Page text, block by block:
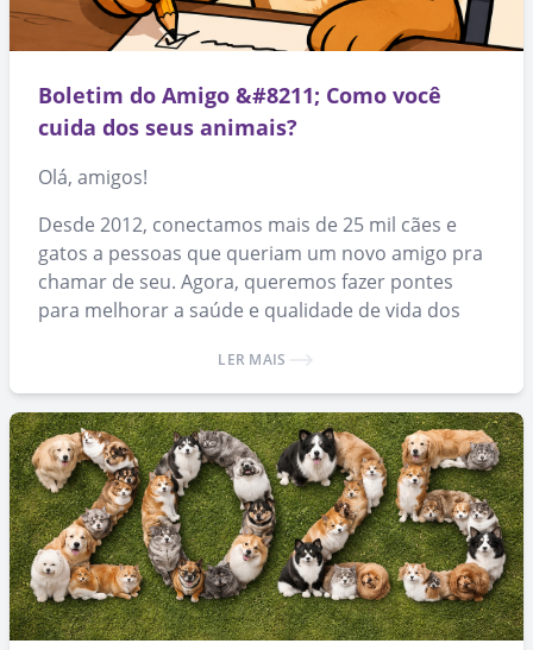
Boletim do Amigo &#8211; Como você
cuida dos seus animais?
Olá, amigos!
Desde 2012, conectamos mais de 25 mil cães e
gatos a pessoas que queriam um novo amigo pra
chamar de seu. Agora, queremos fazer pontes
para melhorar a saúde e qualidade de vida dos
LER MAIS